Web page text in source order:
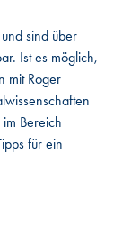
sind über
Ist es möglich,
mit Roger
Bereich
für ein